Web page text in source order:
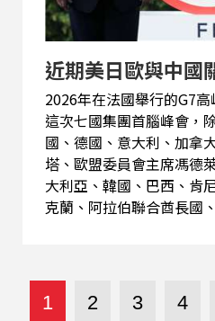
近期美日歐與中國
2026年在法國舉行的G7
這次七國集團首腦峰會，
國、德國、意大利、加拿
塔、歐盟委員會主席馮德
大利亞、韓國、巴西、肯
克蘭、阿拉伯聯合酋長國
1 2 3 4